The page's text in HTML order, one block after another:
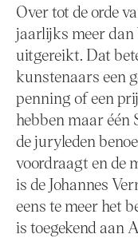
Over tot de orde
jaarlijks meer
uitgereikt. Dat
kunstenaars een
penning of een
hebben maar
de juryleden
voordraagt en de
is de Johannes
eens te meer het
is toegekend aan